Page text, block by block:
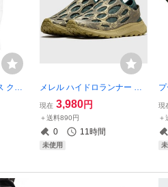
クラ
ブ T
円
ン ト
メレル ハイドロランナー ME
NS：24cm (USA：6M) 定価1
2100円 フォレストナイト M
ERRELL HYDRO RUNNER
X RCI アウトドア アクティビ
ティ
現在 3,980円
＋送料890円
0 11時間
未使用
E
ー
現
＋